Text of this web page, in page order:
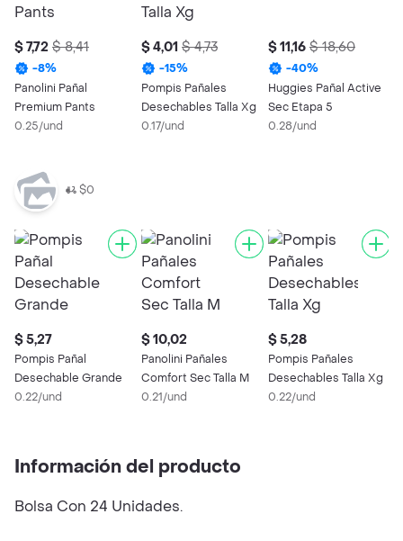
$ 7,72 $ 8,41
-8%
Panolini Pañal
Premium Pants
0.25/und
$ 4,01 $ 4,73
-15%
Pompis Pañales
Desechables Talla Xg
0.17/und
$ 11,16 $ 18,60
-40%
Huggies Pañal Active
Sec Etapa 5
0.28/und
$0
$ 5,27
Pompis Pañal
Desechable Grande
0.22/und
$ 10,02
Panolini Pañales
Comfort Sec Talla M
0.21/und
$ 5,28
Pompis Pañales
Desechables Talla Xg
0.22/und
Información del producto
Bolsa Con 24 Unidades.